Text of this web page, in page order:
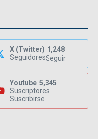
X (Twitter) 1,248
SeguidoresSeguir
Youtube 5,345
Suscriptores
Suscribirse